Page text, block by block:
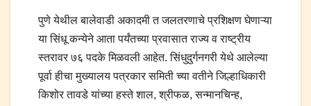
पुणे येथील बालेवाडी अकादमी त जलतरणाचे प्रशिक्षण घेणाऱ्या
या सिंधू कन्येने आता पर्यंतच्या प्रवासात राज्य व राष्ट्रीय
स्तरावर ७६ पदके मिळवली आहेत. सिंधुदुर्गनगरी येथे आलेल्या
पूर्वा हीचा मुख्यालय पत्रकार समिती च्या वतीने जिल्हाधिकारी
किशोर तावडे यांच्या हस्ते शाल, श्रीफळ, सन्मानचिन्ह,